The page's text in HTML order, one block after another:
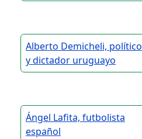
Alberto Demicheli, político
y dictador uruguayo
Ángel Lafita, futbolista
español